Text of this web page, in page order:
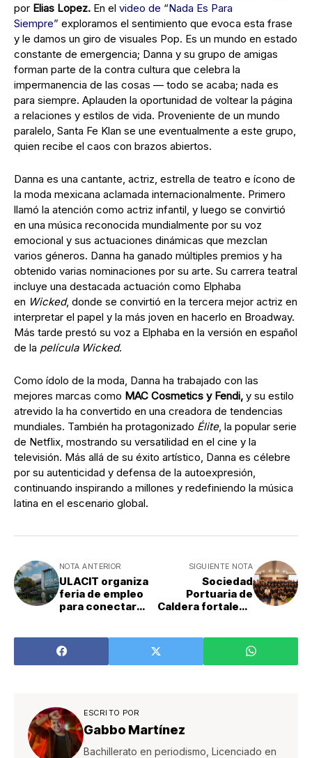
por Elias Lopez. En el video de “Nada Es Para
Siempre” exploramos el sentimiento que evoca esta frase
y le damos un giro de visuales Pop. Es un mundo en estado
constante de emergencia; Danna y su grupo de amigas
forman parte de la contra cultura que celebra la
impermanencia de las cosas — todo se acaba; nada es
para siempre. Aplauden la oportunidad de voltear la página
a relaciones y estilos de vida. Proveniente de un mundo
paralelo, Santa Fe Klan se une eventualmente a este grupo,
quien recibe el caos con brazos abiertos.
Danna es una cantante, actriz, estrella de teatro e ícono de
la moda mexicana aclamada internacionalmente. Primero
llamó la atención como actriz infantil, y luego se convirtió
en una música reconocida mundialmente por su voz
emocional y sus actuaciones dinámicas que mezclan
varios géneros. Danna ha ganado múltiples premios y ha
obtenido varias nominaciones por su arte. Su carrera teatral
incluye una destacada actuación como Elphaba
en Wicked, donde se convirtió en la tercera mejor actriz en
interpretar el papel y la más joven en hacerlo en Broadway.
Más tarde prestó su voz a Elphaba en la versión en español
de la película Wicked.
Como ídolo de la moda, Danna ha trabajado con las
mejores marcas como MAC Cosmetics y Fendi, y su estilo
atrevido la ha convertido en una creadora de tendencias
mundiales. También ha protagonizado Élite, la popular serie
de Netflix, mostrando su versatilidad en el cine y la
televisión. Más allá de su éxito artístico, Danna es célebre
por su autenticidad y defensa de la autoexpresión,
continuando inspirando a millones y redefiniendo la música
latina en el escenario global.
NOTA ANTERIOR
ULACIT organiza
feria de empleo
para conectar
SIGUIENTE NOTA
Sociedad
Portuaria de
Caldera fortalece
de sus
colaboradores
ESCRITO POR
Gabbo Martínez
Bachillerato en periodismo, Licenciado en